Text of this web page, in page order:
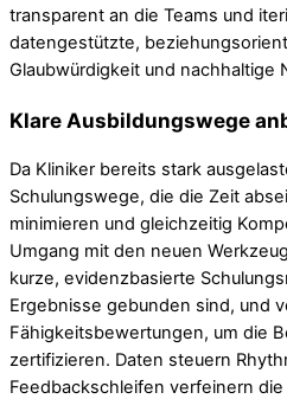
transparent an die Teams und
datengestützte,
Glaubwürdigkeit und nachhaltige
Klare Ausbildungswege
Da Kliniker bereits stark
Schulungswege, die die Zeit
minimieren und gleichzeitig
Umgang mit den neuen
kurze, evidenzbasierte
Ergebnisse gebunden sind, und
Fähigkeitsbewertungen, um die
zertifizieren. Daten steuern
Feedbackschleifen verfeinern